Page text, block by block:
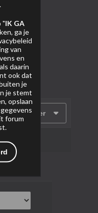
Filter
"IK GA
ga je
van
en
daarin
ook dat
je
je stemt
opslaan
forum